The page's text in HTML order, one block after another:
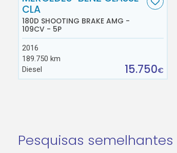
CLA
180D SHOOTING BRAKE AMG -
109CV - 5P
2016
189.750 km
Diesel
15.750€
Pesquisas semelhantes